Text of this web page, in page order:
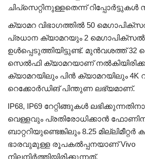
ചിപ്‌സെറ്റിനുള്ളതെന്ന് റിപ്പോർട്ടുകൾ
ക്യാമറ വിഭാഗത്തിൽ 50 മെഗാപിക്സൽ
പ്രധാന ക്യാമറയും 2
ഉൾപ്പെടുത്തിയിട്ടുണ്ട്. മുൻവശത്ത് 32
സെൽഫി ക്യാമറയാണ്
ക്യാമറയിലും പിൻ ക്യാമറയിലും 4K
റെക്കോർഡിങ് പിന്തുണ ലഭ്യമാണ്.
IP68, IP69 റേറ്റിങ്ങുകൾ
വെള്ളവും പ്രതിരോധിക്കാൻ ഫോണിന്
ബാറ്ററിയുണ്ടെങ്കിലും 8.25
ഭാരവുമുള്ള രൂപകൽപ്പനയാണ് Vivo
നിലനിർത്തിയിരിക്കുന്നത്.